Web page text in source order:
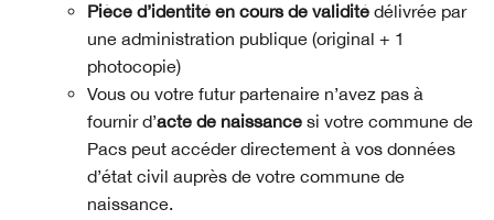
Pièce d’identité en cours de validité délivrée par
une administration publique (original + 1
photocopie)
Vous ou votre futur partenaire n’avez pas à
fournir d’acte de naissance si votre commune de
Pacs peut accéder directement à vos données
d’état civil auprès de votre commune de
naissance.